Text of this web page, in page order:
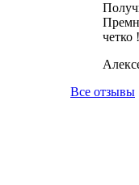
четко
Все отзывы